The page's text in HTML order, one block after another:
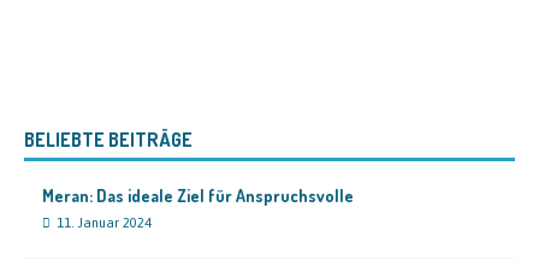
BELIEBTE BEITRÄGE
Meran: Das ideale Ziel für Anspruchsvolle
11. Januar 2024